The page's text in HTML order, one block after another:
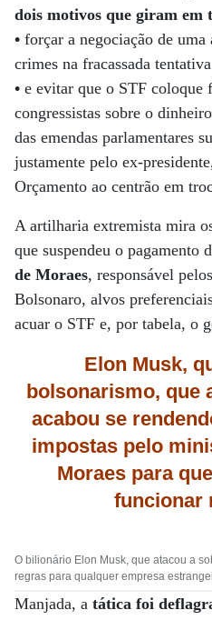
dois motivos que giram em
• forçar a negociação de
crimes na fracassada
• e evitar que o STF coloque
congressistas sobre o
das emendas parlamentares
justamente pelo ex-
Orçamento ao centrão em
A artilharia extremista mira
que suspendeu o pagamento
de Moraes, responsável
Bolsonaro, alvos
acuar o STF e, por tabela, o
Elon Musk,
bolsonarismo, que
acabou se
impostas pelo
Moraes para
funcionar
O bilionário Elon Musk, que atacou a
regras para qualquer empresa
Manjada, a tática foi